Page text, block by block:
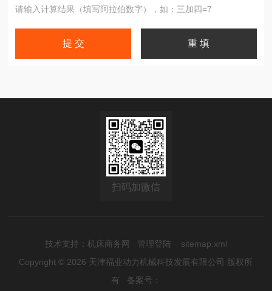
请输入计算结果（填写阿拉伯数字），如：三加四=7
扫码加微信
技术支持： 机床商务网 管理登陆
sitemap.xml
Copyright © 2026 天津福业动力机械科技发展有限公司 版权所
有 备案号：